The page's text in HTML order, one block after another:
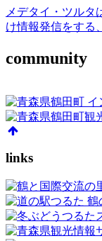
メデタイ・ツルタ
け情報発信をする
community
links